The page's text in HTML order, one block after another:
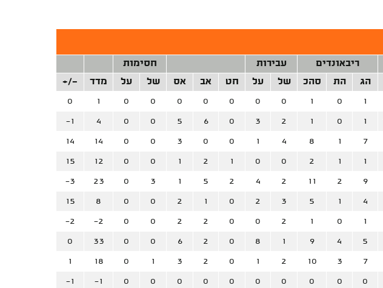
ריבאונדים עבירות
חסימות
הג הת סהכ של על חט אב אס של על מדד +/-
1
0
1
0
0
0
0
0
0
0
1
0
1
0
1
2
3
0
6
5
0
0
4
-1
7
1
8
4
1
0
0
3
0
0
14
14
1
1
2
0
0
1
2
1
0
0
12
15
9
2
11
2
4
2
5
1
3
0
23
-3
4
1
5
3
2
0
1
2
0
0
8
15
1
0
1
2
0
0
2
2
0
0
-2
-2
5
4
9
1
8
0
2
6
0
0
33
0
7
3
10
2
1
0
2
3
1
0
18
1
0
0
0
0
0
0
0
0
0
0
-1
-1